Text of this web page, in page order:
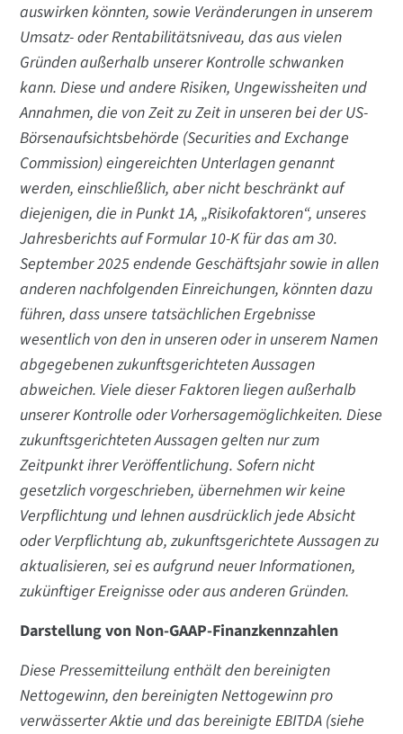
auswirken könnten, sowie Veränderungen in unserem
Umsatz- oder Rentabilitätsniveau, das aus vielen
Gründen außerhalb unserer Kontrolle schwanken
kann. Diese und andere Risiken, Ungewissheiten und
Annahmen, die von Zeit zu Zeit in unseren bei der US-
Börsenaufsichtsbehörde (Securities and Exchange
Commission) eingereichten Unterlagen genannt
werden, einschließlich, aber nicht beschränkt auf
diejenigen, die in Punkt 1A, „Risikofaktoren“, unseres
Jahresberichts auf Formular 10-K für das am 30.
September 2025 endende Geschäftsjahr sowie in allen
anderen nachfolgenden Einreichungen, könnten dazu
führen, dass unsere tatsächlichen Ergebnisse
wesentlich von den in unseren oder in unserem Namen
abgegebenen zukunftsgerichteten Aussagen
abweichen. Viele dieser Faktoren liegen außerhalb
unserer Kontrolle oder Vorhersagemöglichkeiten. Diese
zukunftsgerichteten Aussagen gelten nur zum
Zeitpunkt ihrer Veröffentlichung. Sofern nicht
gesetzlich vorgeschrieben, übernehmen wir keine
Verpflichtung und lehnen ausdrücklich jede Absicht
oder Verpflichtung ab, zukunftsgerichtete Aussagen zu
aktualisieren, sei es aufgrund neuer Informationen,
zukünftiger Ereignisse oder aus anderen Gründen.
Darstellung von Non-GAAP-Finanzkennzahlen
Diese Pressemitteilung enthält den bereinigten
Nettogewinn, den bereinigten Nettogewinn pro
verwässerter Aktie und das bereinigte EBITDA (siehe